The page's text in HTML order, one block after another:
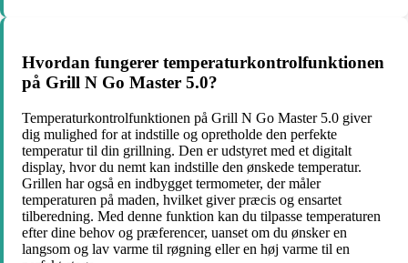
Hvordan fungerer temperaturkontrolfunktionen
på Grill N Go Master 5.0?
Temperaturkontrolfunktionen på Grill N Go Master 5.0 giver
dig mulighed for at indstille og opretholde den perfekte
temperatur til din grillning. Den er udstyret med et digitalt
display, hvor du nemt kan indstille den ønskede temperatur.
Grillen har også en indbygget termometer, der måler
temperaturen på maden, hvilket giver præcis og ensartet
tilberedning. Med denne funktion kan du tilpasse temperaturen
efter dine behov og præferencer, uanset om du ønsker en
langsom og lav varme til røgning eller en høj varme til en